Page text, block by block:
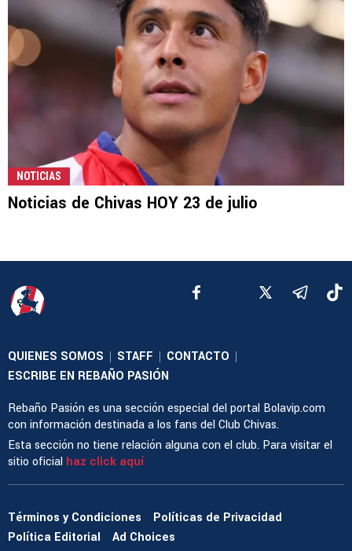
NOTICIAS
Noticias de Chivas HOY 23 de julio
QUIENES SOMOS | STAFF | CONTACTO |
ESCRIBE EN REBAÑO PASIÓN
Rebaño Pasión es una sección especial del portal Bolavip.com
con información destinada a los fans del Club Chivas.
Esta sección no tiene relación alguna con el club. Para visitar el
sitio oficial haz click aquí
Términos y Condiciones
Políticas de Privacidad
Política Editorial
Ad Choices